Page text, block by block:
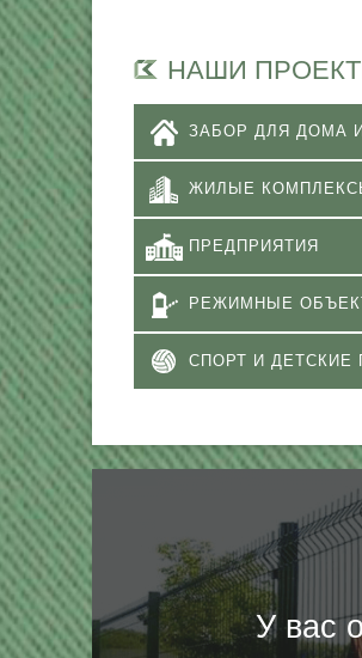
НАШИ
ЗАБОР ДЛЯ ДОМА
ЖИЛЫЕ
ПРЕДПРИЯТИЯ
РЕЖИМНЫЕ
СПОРТ И ДЕТСКИЕ
У вас